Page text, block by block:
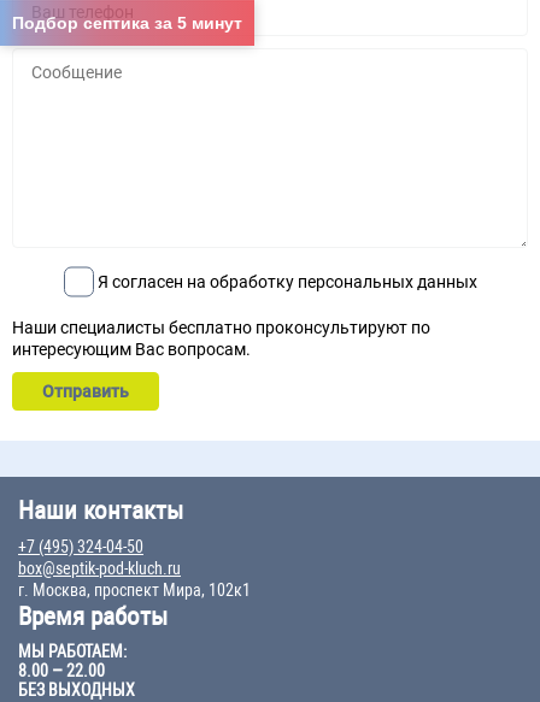
Я согласен на обработку персональных данных
Наши специалисты бесплатно проконсультируют по
интересующим Вас вопросам.
Наши контакты
+7 (495) 324-04-50
box@septik-pod-kluch.ru
г. Москва, проспект Мира, 102к1
Время работы
МЫ РАБОТАЕМ:
8.00 – 22.00
БЕЗ ВЫХОДНЫХ
Подбор септика за 5 минут